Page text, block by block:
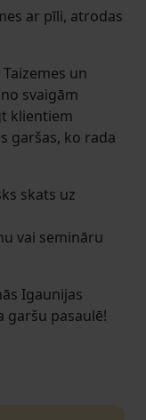
ar pīli, atrodas
un
svaigām
klientiem
garšas, ko rada
skats uz
vai semināru
Igaunijas
garšu pasaulē!